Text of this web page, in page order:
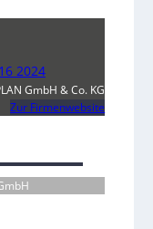
2024
GmbH & Co. KG
Zur Firmenwebsite